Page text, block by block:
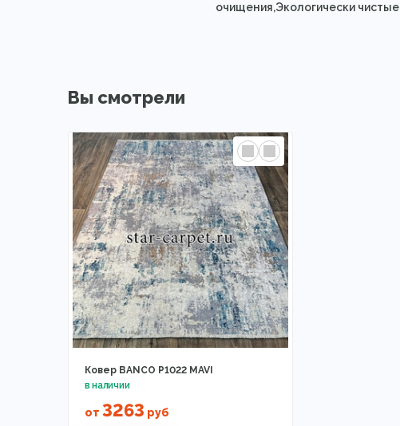
очищения,Экологически чистые
Вы смотрели
Ковер BANCO P1022 MAVI
от 3263 руб